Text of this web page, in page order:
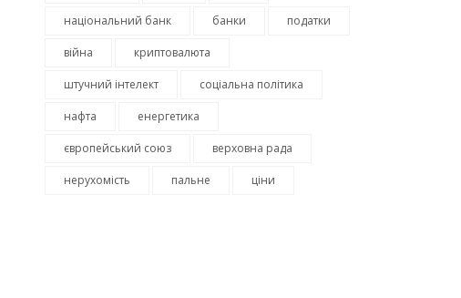
національний банк банки податки
війна криптовалюта
штучний інтелект соціальна політика
нафта енергетика
європейський союз верховна рада
нерухомість пальне ціни